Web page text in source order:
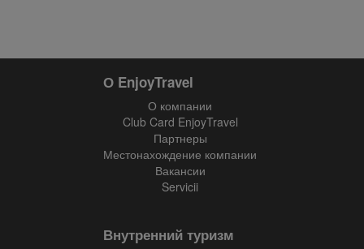
О EnjoyTravel
О компании
Club Card EnjoyTravel
Партнеры
Местонахождение компании
Вакансии
Servicii
Внутренний туризм